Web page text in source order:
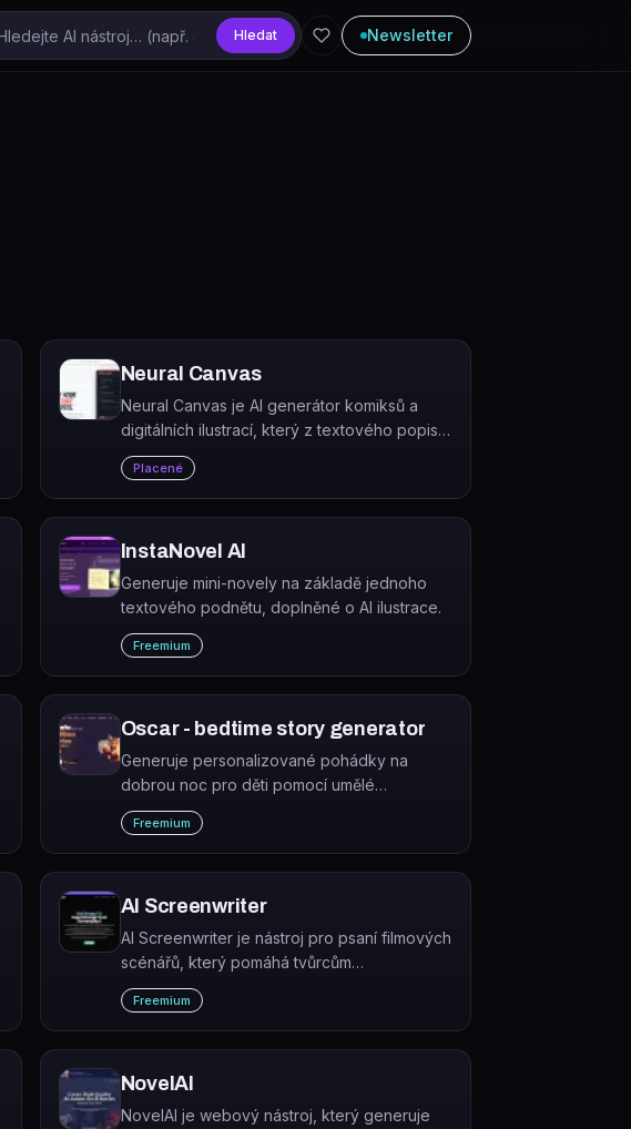
Hledat Newsletter
Neural Canvas
Neural Canvas je AI generátor komiksů a
digitálních ilustrací, který z textového popisu
vytvoří celý komiks s konzistentními
postavami, dialogy a výběrem z více než 100
vizuálních stylů.
Placené
InstaNovel AI
Generuje mini-novely na základě jednoho
textového podnětu, doplněné o AI ilustrace.
Freemium
Oscar - bedtime story generator
Generuje personalizované pohádky na
dobrou noc pro děti pomocí umělé
inteligence. Příběhy jsou přizpůsobeny
zájmům a preferencím konkrétního dítěte.
Freemium
AI Screenwriter
AI Screenwriter je nástroj pro psaní filmových
scénářů, který pomáhá tvůrcům
brainstormovat, strukturovat a psát scénáře s
podporou umělé inteligence.
Freemium
NovelAI
NovelAI je webový nástroj, který generuje